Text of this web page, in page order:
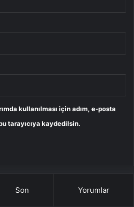
kullanılması için adım, e-posta
tarayıcıya kaydedilsin.
Son Yorumlar